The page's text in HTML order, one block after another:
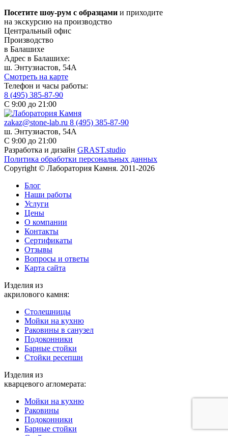
Посетите шоу-рум с образцами и приходите
на экскурсию на производство
Центральный офис
Производство
в Балашихе
Адрес в Балашихе:
ш. Энтузиастов, 54А
Смотреть на карте
Телефон и часы работы:
8 (495) 385-87-90
С 9:00 до 21:00
zakaz@stone-lab.ru 8 (495) 385-87-90
ш. Энтузиастов, 54А
С 9:00 до 21:00
Разработка и дизайн GRAST.studio
Политика обработки персональных данных
Copyright © Лаборатория Камня. 2011-2026
Блог
Наши работы
Услуги
Цены
О компании
Контакты
Cертификаты
Отзывы
Вопросы и ответы
Карта сайта
Изделия из
акрилового камня:
Столешницы
Мойки на кухню
Раковины в санузел
Подоконники
Барные стойки
Стойки ресепшн
Изделия из
кварцевого агломерата:
Мойки на кухню
Раковины
Подоконники
Барные стойки